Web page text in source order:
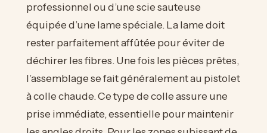
professionnel ou d’une scie sauteuse
équipée d’une lame spéciale. La lame doit
rester parfaitement affûtée pour éviter de
déchirer les fibres. Une fois les pièces prêtes,
l’assemblage se fait généralement au pistolet
à colle chaude. Ce type de colle assure une
prise immédiate, essentielle pour maintenir